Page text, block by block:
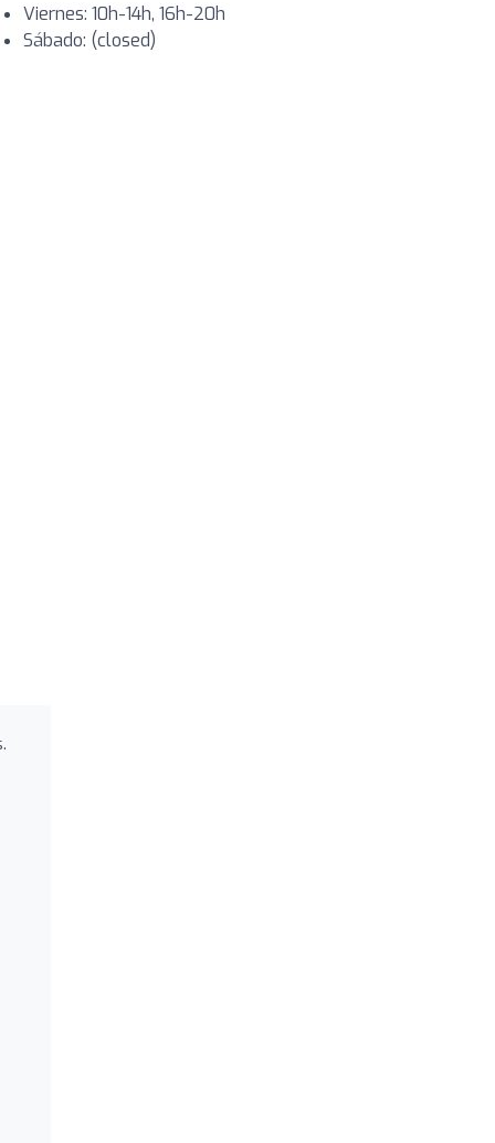
Viernes: 10h-14h, 16h-20h
Sábado: (closed)